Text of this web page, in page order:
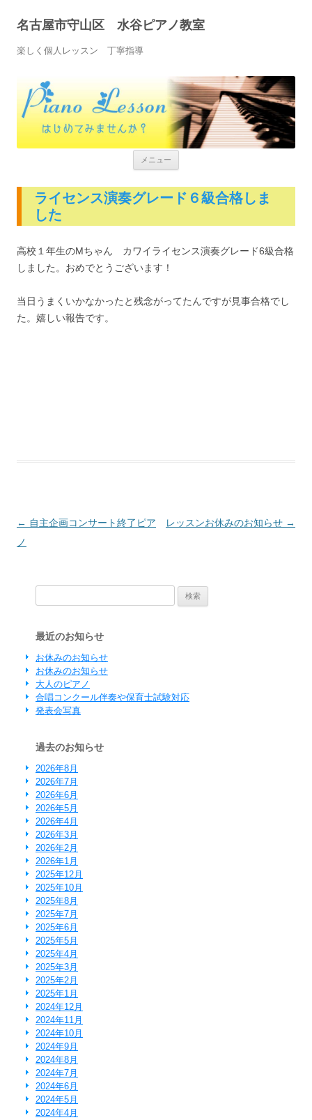
名古屋市守山区 水谷ピアノ教室
楽しく個人レッスン 丁寧指導
メニュー
ライセンス演奏グレード６級合格しま
した
高校１年生のMちゃん カワイライセンス演奏グレード6級合格
しました。おめでとうございます！
当日うまくいかなかったと残念がってたんですが見事合格でし
た。嬉しい報告です。
投稿ナビゲーション
← 自主企画コンサート終了ピア
ノ
レッスンお休みのお知らせ →
最近のお知らせ
お休みのお知らせ
お休みのお知らせ
大人のピアノ
合唱コンクール伴奏や保育士試験対応
発表会写真
過去のお知らせ
2026年8月
2026年7月
2026年6月
2026年5月
2026年4月
2026年3月
2026年2月
2026年1月
2025年12月
2025年10月
2025年8月
2025年7月
2025年6月
2025年5月
2025年4月
2025年3月
2025年2月
2025年1月
2024年12月
2024年11月
2024年10月
2024年9月
2024年8月
2024年7月
2024年6月
2024年5月
2024年4月